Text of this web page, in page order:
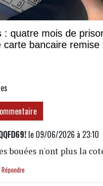
: quatre mois de
carte bancaire remise
le 09/06/2026 à 23:10
bouées n'ont plus la
Répondre